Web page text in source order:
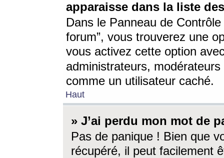
apparaisse dans la liste
Dans le Panneau de
forum”, vous trouverez une
vous activez cette option
administrateurs,
comme un utilisateur caché.
Haut
» J’ai perdu mon mot de
Pas de panique ! Bien que
récupéré, il peut facilement